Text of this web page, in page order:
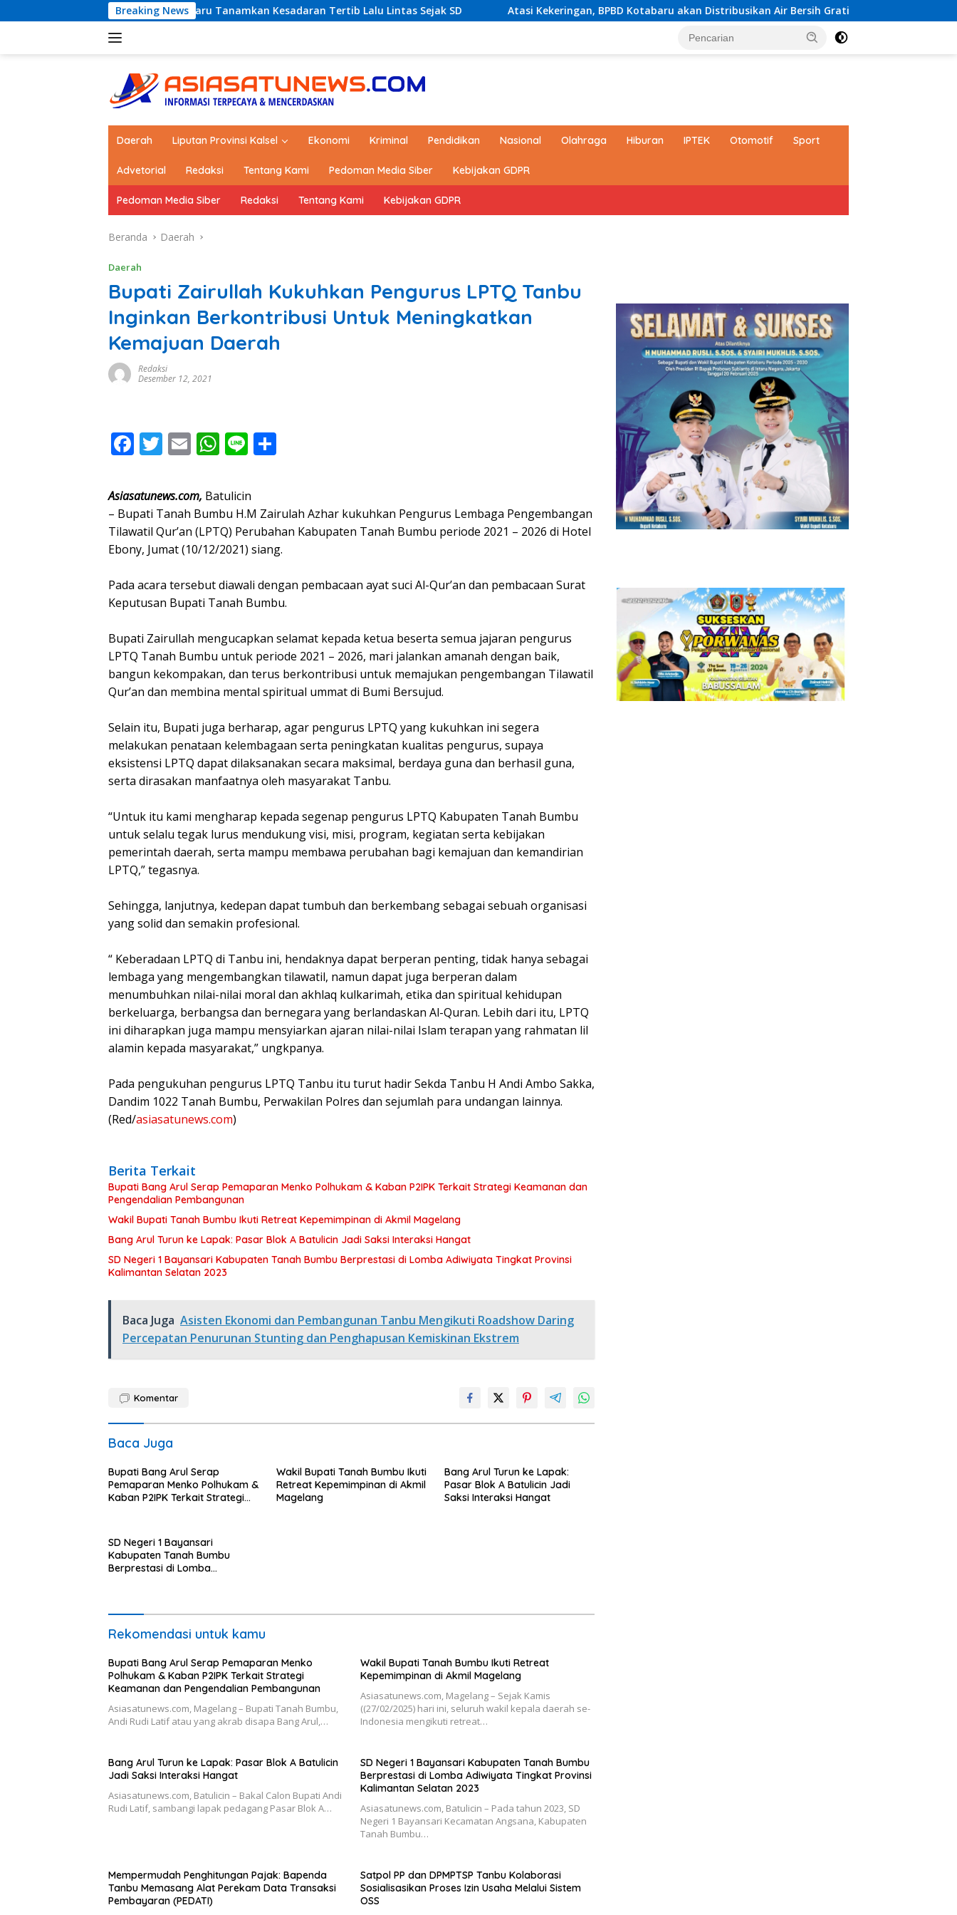
ke
Breaking News
FEST 2026, Dishub Kotabaru Tanamkan Kesadaran Tertib Lalu Lintas Sejak SD Atasi Kekeringan, BPBD Kotabaru akan Distribusikan Air Bersih Gratis kepada Masyarakat
Daerah Liputan Provinsi Kalsel Ekonomi Kriminal Pendidikan Nasional Olahraga Hiburan IPTEK Otomotif Sport
Advetorial Redaksi Tentang Kami Pedoman Media Siber Kebijakan GDPR
Pedoman Media Siber Redaksi Tentang Kami Kebijakan GDPR
Beranda Daerah
Daerah
Bupati Zairullah Kukuhkan Pengurus LPTQ Tanbu
Inginkan Berkontribusi Untuk Meningkatkan
Kemajuan Daerah
Redaksi
Desember 12, 2021
F
e
b
o
o
k
T
itt
er
E
ai
l
W
at
s
A
p
p
Li
e
e
Asiasatunews.com, Batulicin
– Bupati Tanah Bumbu H.M Zairulah Azhar kukuhkan Pengurus Lembaga Pengembangan
Tilawatil Qur’an (LPTQ) Perubahan Kabupaten Tanah Bumbu periode 2021 – 2026 di Hotel
Ebony, Jumat (10/12/2021) siang.
Pada acara tersebut diawali dengan pembacaan ayat suci Al-Qur’an dan pembacaan Surat
Keputusan Bupati Tanah Bumbu.
Bupati Zairullah mengucapkan selamat kepada ketua beserta semua jajaran pengurus
LPTQ Tanah Bumbu untuk periode 2021 – 2026, mari jalankan amanah dengan baik,
bangun kekompakan, dan terus berkontribusi untuk memajukan pengembangan Tilawatil
Qur’an dan membina mental spiritual ummat di Bumi Bersujud.
Selain itu, Bupati juga berharap, agar pengurus LPTQ yang kukuhkan ini segera
melakukan penataan kelembagaan serta peningkatan kualitas pengurus, supaya
eksistensi LPTQ dapat dilaksanakan secara maksimal, berdaya guna dan berhasil guna,
serta dirasakan manfaatnya oleh masyarakat Tanbu.
“Untuk itu kami mengharap kepada segenap pengurus LPTQ Kabupaten Tanah Bumbu
untuk selalu tegak lurus mendukung visi, misi, program, kegiatan serta kebijakan
pemerintah daerah, serta mampu membawa perubahan bagi kemajuan dan kemandirian
LPTQ,” tegasnya.
Sehingga, lanjutnya, kedepan dapat tumbuh dan berkembang sebagai sebuah organisasi
yang solid dan semakin profesional.
“ Keberadaan LPTQ di Tanbu ini, hendaknya dapat berperan penting, tidak hanya sebagai
lembaga yang mengembangkan tilawatil, namun dapat juga berperan dalam
menumbuhkan nilai-nilai moral dan akhlaq kulkarimah, etika dan spiritual kehidupan
berkeluarga, berbangsa dan bernegara yang berlandaskan Al-Quran. Lebih dari itu, LPTQ
ini diharapkan juga mampu mensyiarkan ajaran nilai-nilai Islam terapan yang rahmatan lil
alamin kepada masyarakat,” ungkpanya.
Pada pengukuhan pengurus LPTQ Tanbu itu turut hadir Sekda Tanbu H Andi Ambo Sakka,
Dandim 1022 Tanah Bumbu, Perwakilan Polres dan sejumlah para undangan lainnya.
(Red/asiasatunews.com)
Berita Terkait
Bupati Bang Arul Serap Pemaparan Menko Polhukam & Kaban P2IPK Terkait Strategi Keamanan dan
Pengendalian Pembangunan
Wakil Bupati Tanah Bumbu Ikuti Retreat Kepemimpinan di Akmil Magelang
Bang Arul Turun ke Lapak: Pasar Blok A Batulicin Jadi Saksi Interaksi Hangat
SD Negeri 1 Bayansari Kabupaten Tanah Bumbu Berprestasi di Lomba Adiwiyata Tingkat Provinsi
Kalimantan Selatan 2023
Baca Juga Asisten Ekonomi dan Pembangunan Tanbu Mengikuti Roadshow Daring
Percepatan Penurunan Stunting dan Penghapusan Kemiskinan Ekstrem
Komentar
Baca Juga
Bupati Bang Arul Serap
Pemaparan Menko Polhukam &
Kaban P2IPK Terkait Strategi
Wakil Bupati Tanah Bumbu Ikuti
Retreat Kepemimpinan di Akmil
Magelang
Bang Arul Turun ke Lapak:
Pasar Blok A Batulicin Jadi
Saksi Interaksi Hangat
SD Negeri 1 Bayansari
Kabupaten Tanah Bumbu
Berprestasi di Lomba
Rekomendasi untuk kamu
Bupati Bang Arul Serap Pemaparan Menko
Polhukam & Kaban P2IPK Terkait Strategi
Keamanan dan Pengendalian Pembangunan
Asiasatunews.com, Magelang – Bupati Tanah Bumbu,
Andi Rudi Latif atau yang akrab disapa Bang Arul,…
Wakil Bupati Tanah Bumbu Ikuti Retreat
Kepemimpinan di Akmil Magelang
Asiasatunews.com, Magelang – Sejak Kamis
((27/02/2025) hari ini, seluruh wakil kepala daerah se-
Indonesia mengikuti retreat…
Bang Arul Turun ke Lapak: Pasar Blok A Batulicin
Jadi Saksi Interaksi Hangat
Asiasatunews.com, Batulicin – Bakal Calon Bupati Andi
Rudi Latif, sambangi lapak pedagang Pasar Blok A…
SD Negeri 1 Bayansari Kabupaten Tanah Bumbu
Berprestasi di Lomba Adiwiyata Tingkat Provinsi
Kalimantan Selatan 2023
Asiasatunews.com, Batulicin – Pada tahun 2023, SD
Negeri 1 Bayansari Kecamatan Angsana, Kabupaten
Tanah Bumbu…
Mempermudah Penghitungan Pajak: Bapenda
Tanbu Memasang Alat Perekam Data Transaksi
Pembayaran (PEDATI)
Satpol PP dan DPMPTSP Tanbu Kolaborasi
Sosialisasikan Proses Izin Usaha Melalui Sistem
OSS